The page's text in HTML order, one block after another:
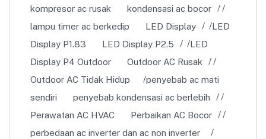
kompresor ac rusak
kondensasi ac bocor
lampu timer ac berkedip
LED Display
LED
Display P1.83
LED Display P2.5
LED
Display P4 Outdoor
Outdoor AC Rusak
Outdoor AC Tidak Hidup
penyebab ac mati
sendiri
penyebab kondensasi ac berlebih
Perawatan AC HVAC
Perbaikan AC Bocor
perbedaan ac inverter dan ac non inverter